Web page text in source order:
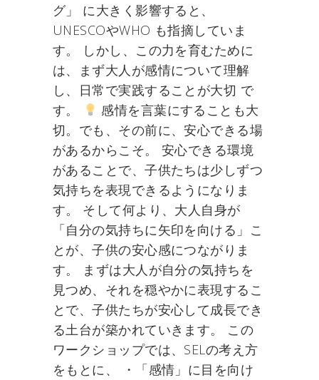
グ」 に大きく影響すると、
UNESCOやWHO も指摘していま
す。 しかし、この力を育むために
は、まず大人が感情について理解
し、日常で実践することが大切 で
す。
感情を言葉にすることも大
切。でも、その前に、安心できる場
があるからこそ。 安心できる環境
があることで、子供たちは少しずつ
気持ちを表現できるようになりま
す。 そして何より、大人自身が
「自分の気持ちに矢印を向ける」こ
とが、子供の安心感につながりま
す。 まずは大人が自分の気持ちを
見つめ、それを穏やかに表現するこ
とで、子供たちが安心して成長でき
る土台が築かれていきます。 この
ワークショップでは、SELの考え方
をもとに、 ・「感情」に目を向け